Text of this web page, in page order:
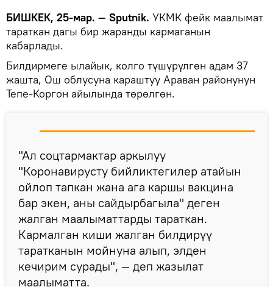
БИШКЕК, 25-мар. — Sputnik. УКМК фейк маалымат
тараткан дагы бир жаранды кармаганын
кабарлады.
Билдирмеге ылайык, колго түшүрүлгөн адам 37
жашта, Ош облусуна караштуу Араван районунун
Тепе-Коргон айылында төрөлгөн.
"Ал соцтармактар аркылуу
"Коронавирусту бийликтегилер атайын
ойлоп тапкан жана ага каршы вакцина
бар экен, аны сайдырбагыла" деген
жалган маалыматтарды тараткан.
Кармалган киши жалган билдирүү
таратканын мойнуна алып, элден
кечирим сурады", — деп жазылат
маалыматта.